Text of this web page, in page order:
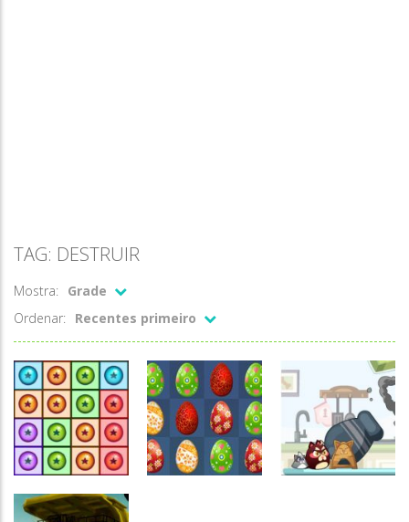
TAG: DESTRUIR
Mostra:
Grade
Ordenar:
Recentes primeiro